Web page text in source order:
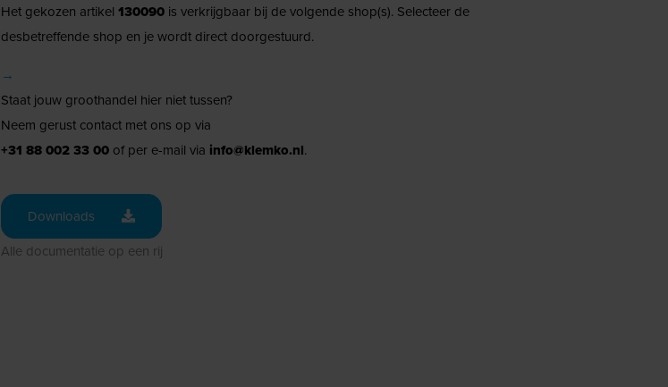
Het gekozen artikel 130090is verkrijgbaar bij de volgende shop(s). Selecteer de
desbetreffende shop en je wordt direct doorgestuurd.
→
Staat jouw groothandel hier niet tussen?
Neem gerust contact met ons op via
+31 88 002 33 00of per e-mail via info@klemko.nl.
Downloads
Alle documentatie op een rij